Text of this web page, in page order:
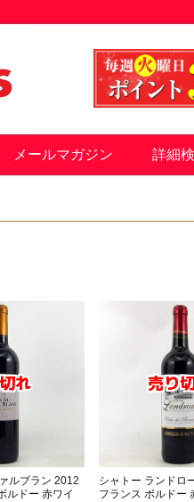
メールマガジン 詳細
ルブラン 2012
ルドー 赤ワイ
シャトー ランドロ
フランス ボルド